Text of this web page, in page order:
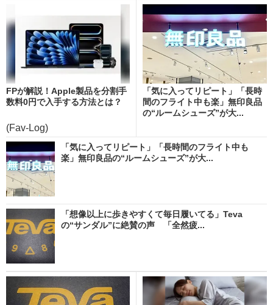
FPが解説！Apple製品を分割手
数料0円で入手する方法とは？
(Fav-Log)
「気に入ってリピート」「長時
間のフライト中も楽」無印良品
の“ルームシューズ”が大...
「気に入ってリピート」「長時間のフライト中も
楽」無印良品の“ルームシューズ”が大...
「想像以上に歩きやすくて毎日履いてる」Teva
の“サンダル”に絶賛の声 「全然疲...